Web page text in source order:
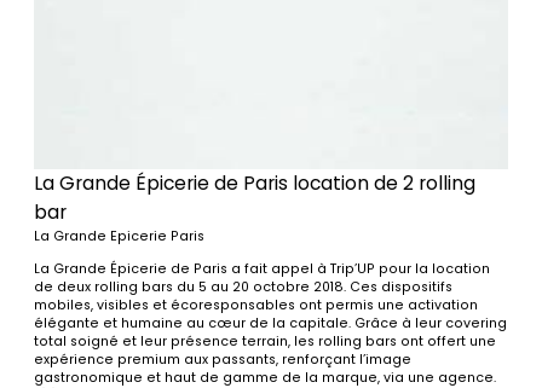
La Grande Épicerie de Paris location de 2 rolling
bar
La Grande Epicerie Paris
La Grande Épicerie de Paris a fait appel à Trip’UP pour la location
de deux rolling bars du 5 au 20 octobre 2018. Ces dispositifs
mobiles, visibles et écoresponsables ont permis une activation
élégante et humaine au cœur de la capitale. Grâce à leur covering
total soigné et leur présence terrain, les rolling bars ont offert une
expérience premium aux passants, renforçant l’image
gastronomique et haut de gamme de la marque, via une agence.